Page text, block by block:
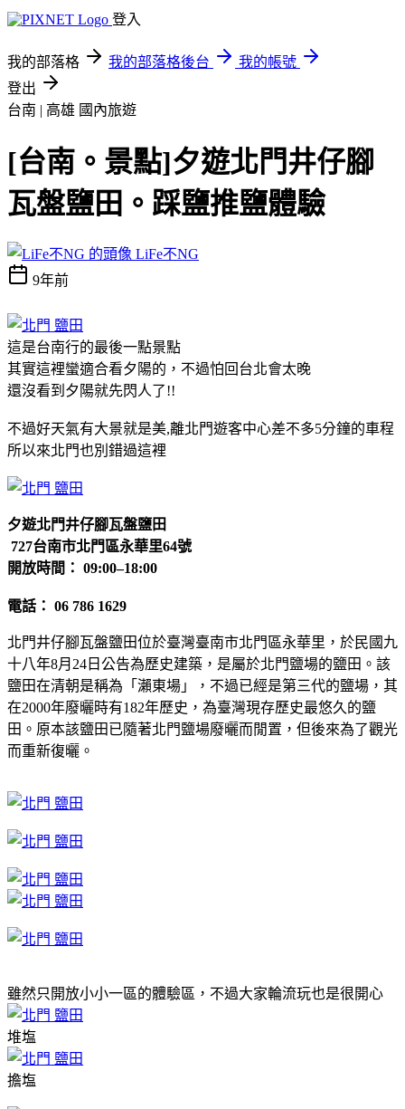
登入
我的部落格 我的部落格後台
我的帳號
登出
台南 | 高雄 國內旅遊
[台南。景點]夕遊北門井仔腳
瓦盤鹽田。踩鹽推鹽體驗
LiFe不NG
9年前
這是台南行的最後一點景點
其實這裡蠻適合看夕陽的，不過怕回台北會太晚
還沒看到夕陽就先閃人了!!
不過好天氣有大景就是美,離北門遊客中心差不多5分鐘的車程
所以來北門也別錯過這裡
夕遊北門井仔腳瓦盤鹽田
727台南市北門區永華里64號
開放時間： 09:00–18:00
電話： 06 786 1629
北門井仔腳瓦盤鹽田位於臺灣臺南市北門區永華里，於民國九
十八年8月24日公告為歷史建築，是屬於北門鹽場的鹽田。該
鹽田在清朝是稱為「瀨東場」，不過已經是第三代的鹽場，其
在2000年廢曬時有182年歷史，為臺灣現存歷史最悠久的鹽
田。原本該鹽田已隨著北門鹽場廢曬而閒置，但後來為了觀光
而重新復曬。
雖然只開放小小一區的體驗區，不過大家輪流玩也是很開心
堆塩
擔塩